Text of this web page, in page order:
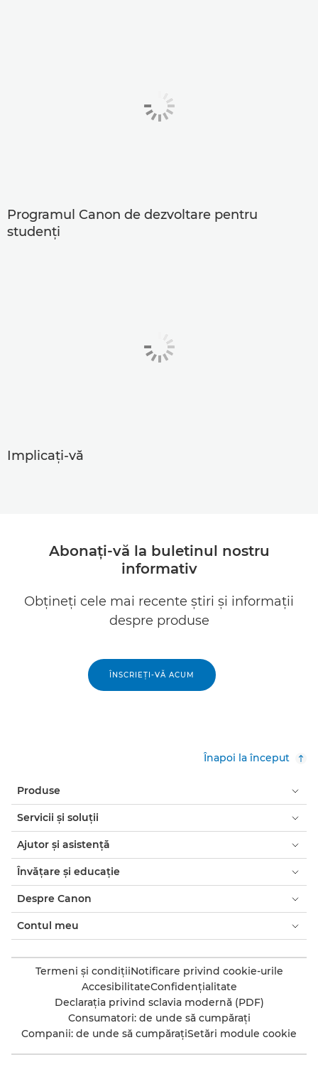
Programul Canon de dezvoltare pentru
studenţi
Implicaţi-vă
Abonaţi-vă la buletinul nostru
informativ
Obţineţi cele mai recente ştiri şi informaţii
despre produse
ÎNSCRIEŢI-VĂ ACUM
Înapoi la început
Produse
Servicii şi soluţii
Ajutor şi asistenţă
Învăţare şi educaţie
Despre Canon
Contul meu
Termeni şi condiţiiNotificare privind cookie-urile
AccesibilitateConfidenţialitate
Declaraţia privind sclavia modernă (PDF)
Consumatori: de unde să cumpăraţi
Companii: de unde să cumpăraţiSetări module cookie